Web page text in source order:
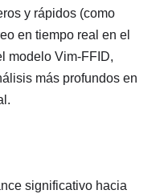
y rápidos (como
en tiempo real en el
modelo Vim-FFID,
más profundos en
significativo hacia